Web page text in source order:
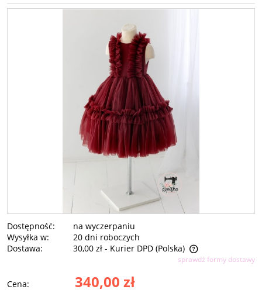
Dostępność:
na wyczerpaniu
Wysyłka w:
20 dni roboczych
Dostawa:
30,00 zł - Kurier DPD (Polska)
Cena nie zawiera ewentualnych kosztów płatnościsprawdź formy dostawy
Cena: 340,00 zł